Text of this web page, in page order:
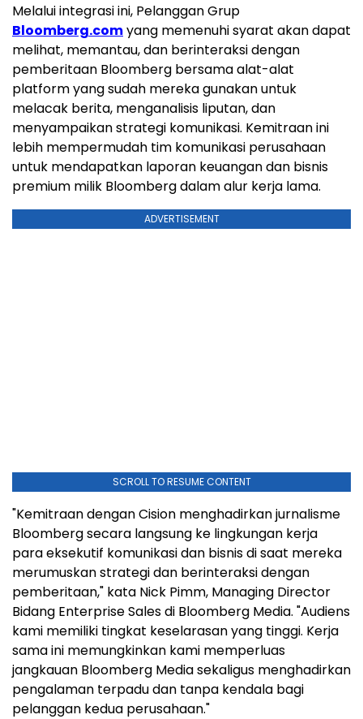
Melalui integrasi ini, Pelanggan Grup
Bloomberg.comyang memenuhi syarat akan dapat
melihat, memantau, dan berinteraksi dengan
pemberitaan Bloomberg bersama alat-alat
platform yang sudah mereka gunakan untuk
melacak berita, menganalisis liputan, dan
menyampaikan strategi komunikasi. Kemitraan ini
lebih mempermudah tim komunikasi perusahaan
untuk mendapatkan laporan keuangan dan bisnis
premium milik Bloomberg dalam alur kerja lama.
ADVERTISEMENT
SCROLL TO RESUME CONTENT
"Kemitraan dengan Cision menghadirkan jurnalisme
Bloomberg secara langsung ke lingkungan kerja
para eksekutif komunikasi dan bisnis di saat mereka
merumuskan strategi dan berinteraksi dengan
pemberitaan," kata Nick Pimm, Managing Director
Bidang Enterprise Sales di Bloomberg Media. "Audiens
kami memiliki tingkat keselarasan yang tinggi. Kerja
sama ini memungkinkan kami memperluas
jangkauan Bloomberg Media sekaligus menghadirkan
pengalaman terpadu dan tanpa kendala bagi
pelanggan kedua perusahaan."